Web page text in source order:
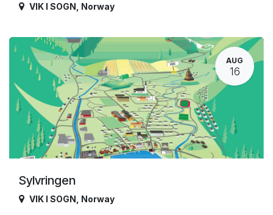
VIK I SOGN Norway
AUG
16
Sylvringen
VIK I SOGN Norway